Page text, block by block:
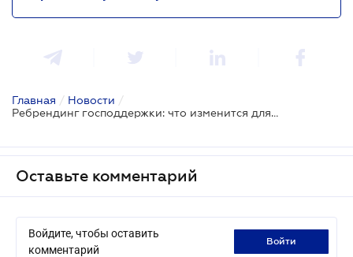
Главная / Новости /
Ребрендинг господдержки: что изменится для бизнеса после переименования профильного Фонда
Оставьте комментарий
Войдите, чтобы оставить
комментарий
войти